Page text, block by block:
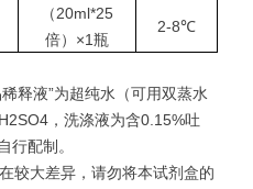
（20ml*25
倍）×1瓶
2-8℃
释液”为超纯水（可用双蒸水
，洗涤液为含0.15%吐
行配制。
较大差异，请勿将本试剂盒的